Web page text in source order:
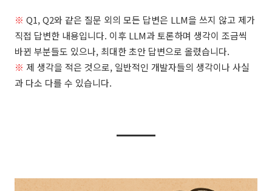
※ Q1, Q2와 같은 질문 외의 모든 답변은 LLM을 쓰지 않고 제가
직접 답변한 내용입니다. 이후 LLM과 토론하며 생각이 조금씩
바뀐 부분들도 있으나, 최대한 초안 답변으로 올렸습니다.
※ 제 생각을 적은 것으로, 일반적인 개발자들의 생각이나 사실
과 다소 다를 수 있습니다.